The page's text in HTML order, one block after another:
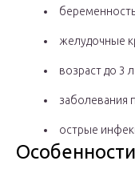
желудочные
возраст до 3
заболевания
острые